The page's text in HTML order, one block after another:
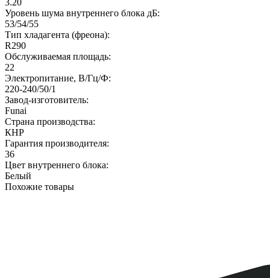
Уровень шума внутреннего блока дБ:
53/54/55
Тип хладагента (фреона):
R290
Обслуживаемая площадь:
22
Электропитание, В/Гц/Ф:
220-240/50/1
Завод-изготовитель:
Funai
Страна производства:
КНР
Гарантия производителя:
36
Цвет внутреннего блока:
Белый
Похожие товары